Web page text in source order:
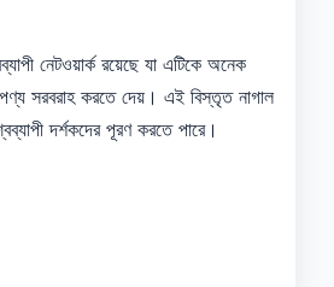
নেটওয়ার্ক রয়েছে যা এটিকে অনেক
সরবরাহ করতে দেয়। এই বিস্তৃত নাগাল
দর্শকদের পূরণ করতে পারে।